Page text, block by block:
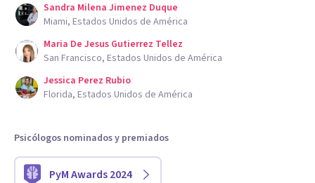
Sandra Milena Jimenez Duque
Miami, Estados Unidos de América
Maria De Jesus Gutierrez Tellez
San Francisco, Estados Unidos de América
Jessica Perez Rubio
Florida, Estados Unidos de América
Psicólogos nominados y premiados
PyM Awards 2024